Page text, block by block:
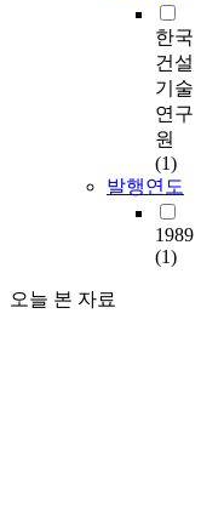
한국
건설
기술
연구
원
(1)
발행연도
1989
(1)
오늘 본 자료